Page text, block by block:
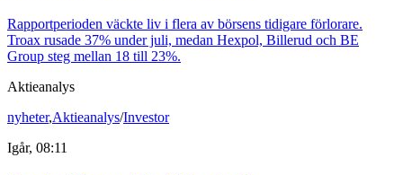
Rapportperioden väckte liv i flera av börsens tidigare förlorare.
Troax rusade 37% under juli, medan Hexpol, Billerud och BE
Group steg mellan 18 till 23%.
Aktieanalys
nyheter,Aktieanalys/Investor
Igår, 08:11